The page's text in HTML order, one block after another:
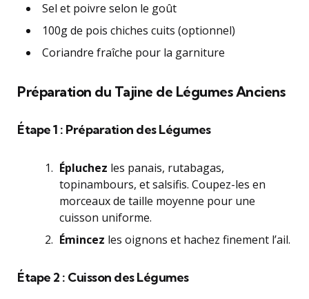
Sel et poivre selon le goût
100g de pois chiches cuits (optionnel)
Coriandre fraîche pour la garniture
Préparation du Tajine de Légumes Anciens
Étape 1 : Préparation des Légumes
Épluchez les panais, rutabagas,
topinambours, et salsifis. Coupez-les en
morceaux de taille moyenne pour une
cuisson uniforme.
Émincez les oignons et hachez finement l’ail.
Étape 2 : Cuisson des Légumes